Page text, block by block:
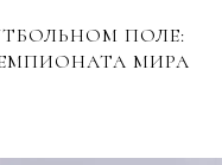
ПОЛЕ:
МИРА